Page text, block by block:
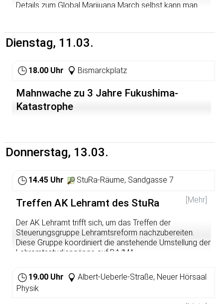
Details zum Global Marijuana March selbst kann man
Für den genauen Ort bitte eine email senden an
dhv.ortsgruppe.heidelberg@gmail.com
Heidelberg/Mannheim/Ludwigshafen (Rhein-Neckar)
Dienstag, 11.03.
18.00 Uhr Bismarckplatz
Mahnwache zu 3 Jahre Fukushima-
Katastrophe
Donnerstag, 13.03.
14.45 Uhr StuRa-Räume, Sandgasse 7
[Mehr]
Treffen AK Lehramt des StuRa
Der AK Lehramt trifft sich, um das Treffen der
Steuerungsgruppe Lehramtsreform nachzubereiten.
Diese Gruppe koordiniert die anstehende Umstellung der
Lehramtsstudiengänge auf BA/MA
arbeitsgemeinschaften-ehemalige-referate/ak-lehramt/
19.00 Uhr
Albert-Ueberle-Straße, Neuer Hörsaal
Physik